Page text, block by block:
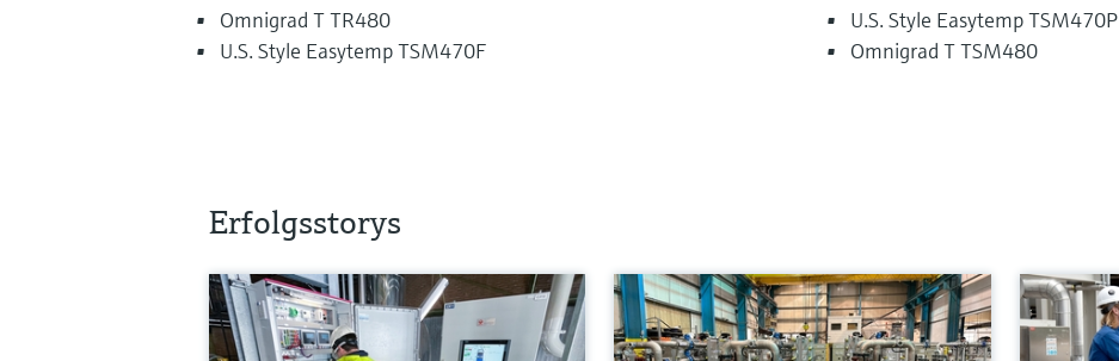
Omnigrad T TR480
U.S. Style Easytemp TSM470F
U.S. Style Easytemp TSM470P
Omnigrad T TSM480
Erfolgsstorys